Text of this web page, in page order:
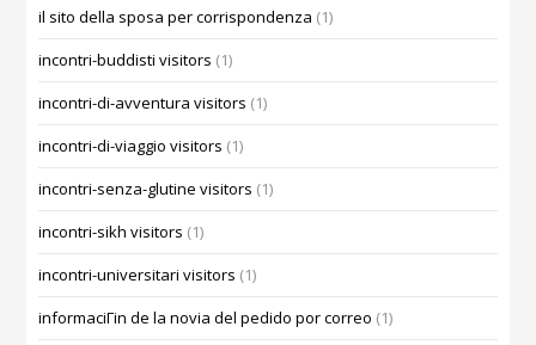
il sito della sposa per corrispondenza (1)
incontri-buddisti visitors (1)
incontri-di-avventura visitors (1)
incontri-di-viaggio visitors (1)
incontri-senza-glutine visitors (1)
incontri-sikh visitors (1)
incontri-universitari visitors (1)
informaciГіn de la novia del pedido por correo (1)